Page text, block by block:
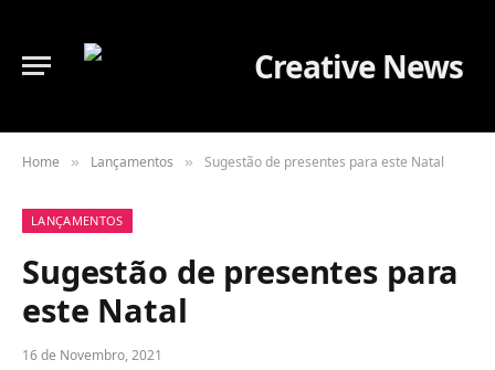
Home » Lançamentos » Sugestão de presentes para este Natal
LANÇAMENTOS
Sugestão de presentes para
este Natal
16 de Novembro, 2021